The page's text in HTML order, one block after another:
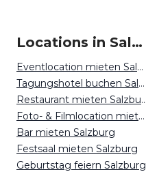
Locations in Salzburg mieten
Eventlocation mieten Salzburg
Tagungshotel buchen Salzburg
Restaurant mieten Salzburg
Foto- & Filmlocation mieten Salzburg
Bar mieten Salzburg
Festsaal mieten Salzburg
Geburtstag feiern Salzburg